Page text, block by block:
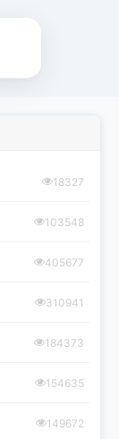
18327
103548
405677
310941
184373
154635
149672